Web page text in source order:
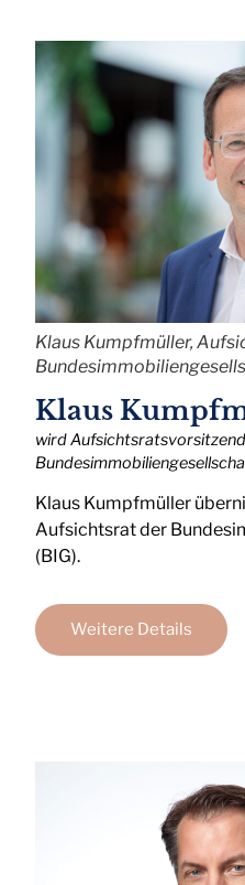
Klaus Kumpfmüller,
Klaus
wird
Klaus Kumpfmüller
Aufsichtsrat der
(BIG).
Weitere Details